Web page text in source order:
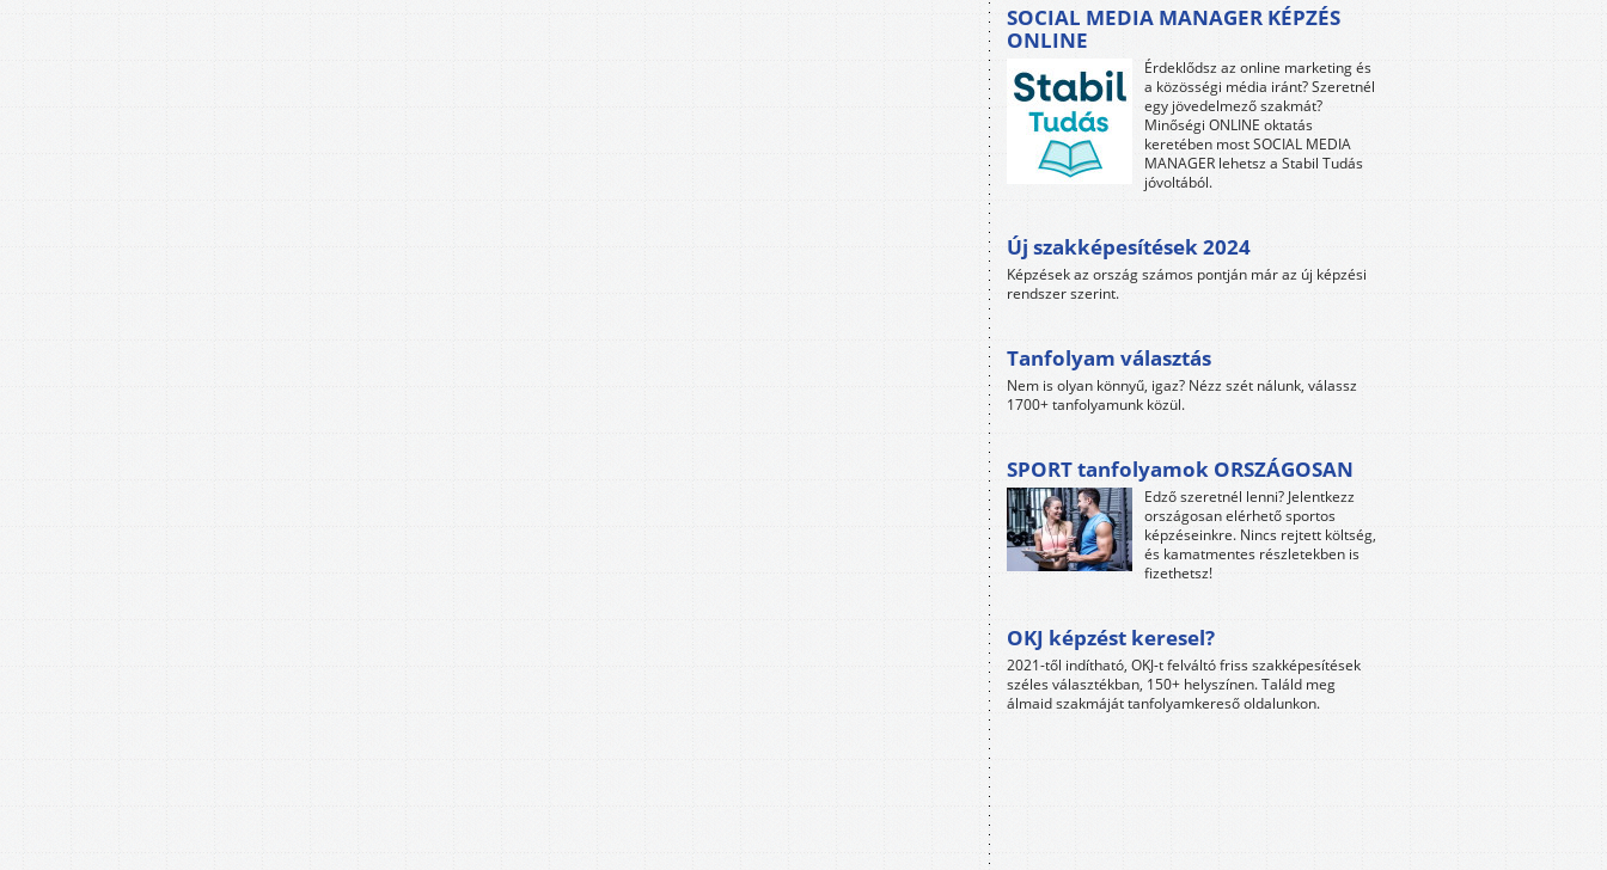
SOCIAL MEDIA MANAGER KÉPZÉS
ONLINE
Érdeklődsz az online marketing és
a közösségi média iránt? Szeretnél
egy jövedelmező szakmát?
Minőségi ONLINE oktatás
keretében most SOCIAL MEDIA
MANAGER lehetsz a Stabil Tudás
jóvoltából.
Új szakképesítések 2024
Képzések az ország számos pontján már az új képzési
rendszer szerint.
Tanfolyam választás
Nem is olyan könnyű, igaz? Nézz szét nálunk, válassz
1700+ tanfolyamunk közül.
SPORT tanfolyamok ORSZÁGOSAN
Edző szeretnél lenni? Jelentkezz
országosan elérhető sportos
képzéseinkre. Nincs rejtett költség,
és kamatmentes részletekben is
fizethetsz!
OKJ képzést keresel?
2021-től indítható, OKJ-t felváltó friss szakképesítések
széles választékban, 150+ helyszínen. Találd meg
álmaid szakmáját tanfolyamkereső oldalunkon.